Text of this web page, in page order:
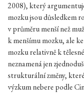
2008), který
mozku jsou důsledkem
v průměru menší než
k menšímu mozku, ale
mozku relativně k
neznamená jen
strukturální změny,
výzkum nebere podle